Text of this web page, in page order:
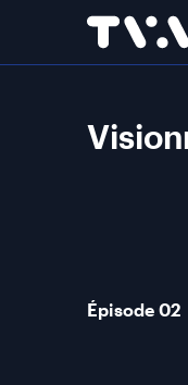
Épisode 02